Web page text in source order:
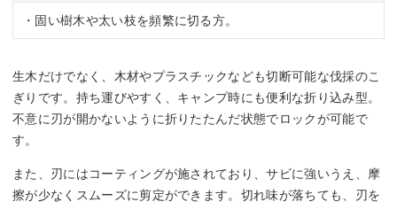
・固い樹木や太い枝を頻繁に切る方。
生木だけでなく、木材やプラスチックなども切断可能な伐採のこ
ぎりです。持ち運びやすく、キャンプ時にも便利な折り込み型。
不意に刃が開かないように折りたたんだ状態でロックが可能で
す。
また、刃にはコーティングが施されており、サビに強いうえ、摩
擦が少なくスムーズに剪定ができます。切れ味が落ちても、刃を